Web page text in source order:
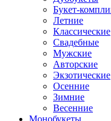
Букет-
Летние
Классические
Свадебные
Мужские
Авторские
Экзотические
Осенние
Зимние
Весенние
Монобукеты